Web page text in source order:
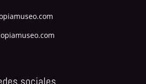
sociales